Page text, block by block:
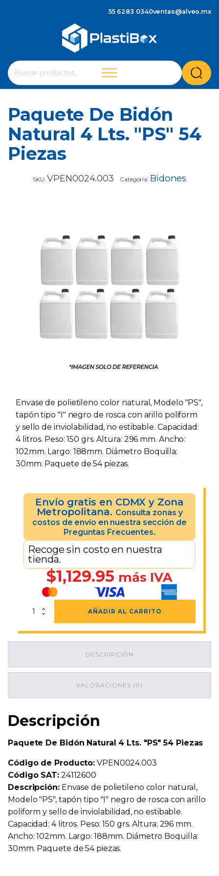
55 6283 0340ventas@alveo.mx
Buscar
por:
Cuando hay resultados autocompletados, puedes
Paquete De Bidón
Natural 4 Lts. "PS" 54
Piezas
SKU: VPEN0024.003 Categoría: Bidones
Envase de polietileno color natural, Modelo "PS",
tapón tipo "I" negro de rosca con arillo poliform
y sello de inviolabilidad, no estibable. Capacidad:
4 litros. Peso: 150 grs. Altura: 296 mm. Ancho:
102mm. Largo: 188mm. Diámetro Boquilla:
30mm. Paquete de 54 piezas.
Envío gratis en CDMX y Zona
Metropolitana. Consulta zonas y
costos de envío en nuestra sección de
Preguntas Frecuentes.
Recoge sin costo en nuestra
tienda.
$1,129.95 más IVA
Paquete
54
AÑADIR AL CARRITO
DESCRIPCIÓN
VALORACIONES (0)
Descripción
Paquete De Bidón Natural 4 Lts. "PS" 54 Piezas
Código de Producto: VPEN0024.003
Código SAT:24112600
Descripción:Envase de polietileno color natural,
Modelo "PS", tapón tipo "I" negro de rosca con arillo
poliform y sello de inviolabilidad, no estibable.
Capacidad: 4 litros. Peso: 150 grs. Altura: 296 mm.
Ancho: 102mm. Largo: 188mm. Diámetro Boquilla:
30mm. Paquete de 54 piezas.